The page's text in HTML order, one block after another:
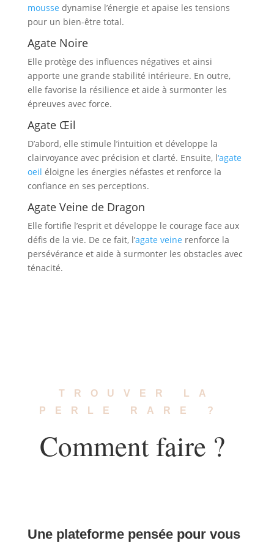
mousse dynamise l’énergie et apaise les tensions
pour un bien-être total.
Agate Noire
Elle protège des influences négatives et ainsi
apporte une grande stabilité intérieure. En outre,
elle favorise la résilience et aide à surmonter les
épreuves avec force.
Agate Œil
D’abord, elle stimule l’intuition et développe la
clairvoyance avec précision et clarté. Ensuite, l‘agate
oeil éloigne les énergies néfastes et renforce la
confiance en ses perceptions.
Agate Veine de Dragon
Elle fortifie l’esprit et développe le courage face aux
défis de la vie. De ce fait, l’agate veine renforce la
persévérance et aide à surmonter les obstacles avec
ténacité.
TROUVER LA
PERLE RARE ?
Comment faire ?
Une plateforme pensée pour vous